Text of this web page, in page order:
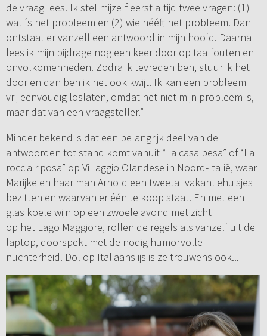
de vraag lees. Ik stel mijzelf eerst altijd twee vragen: (1)
wat ís het probleem en (2) wie hééft het probleem. Dan
ontstaat er vanzelf een antwoord in mijn hoofd. Daarna
lees ik mijn bijdrage nog een keer door op taalfouten en
onvolkomenheden. Zodra ik tevreden ben, stuur ik het
door en dan ben ik het ook kwijt. Ik kan een probleem
vrij eenvoudig loslaten, omdat het niet mijn probleem is,
maar dat van een vraagsteller.”
Minder bekend is dat een belangrijk deel van de
antwoorden tot stand komt vanuit “La casa pesa” of “La
roccia riposa” op Villaggio Olandese in Noord-Italië, waar
Marijke en haar man Arnold een tweetal vakantiehuisjes
bezitten en waarvan er één te koop staat. En met een
glas koele wijn op een zwoele avond met zicht
op het Lago Maggiore, rollen de regels als vanzelf uit de
laptop, doorspekt met de nodig humorvolle
nuchterheid. Dol op Italiaans ijs is ze trouwens ook...